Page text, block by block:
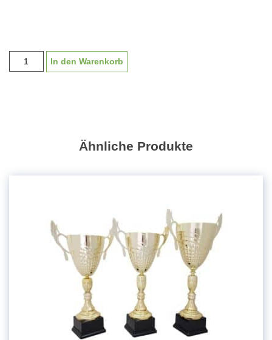
Pokal
Serie
In den Warenkorb
Ähnliche Produkte